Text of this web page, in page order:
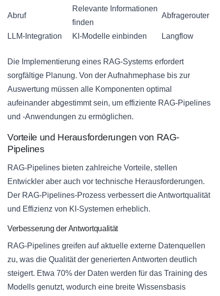
Abruf
Relevante Informationen
finden
Abfragerouter
LLM-Integration KI-Modelle einbinden Langflow
Die Implementierung eines RAG-Systems erfordert
sorgfältige Planung. Von der Aufnahmephase bis zur
Auswertung müssen alle Komponenten optimal
aufeinander abgestimmt sein, um effiziente RAG-Pipelines
und -Anwendungen zu ermöglichen.
Vorteile und Herausforderungen von RAG-
Pipelines
RAG-Pipelines bieten zahlreiche Vorteile, stellen
Entwickler aber auch vor technische Herausforderungen.
Der RAG-Pipelines-Prozess verbessert die Antwortqualität
und Effizienz von KI-Systemen erheblich.
Verbesserung der Antwortqualität
RAG-Pipelines greifen auf aktuelle externe Datenquellen
zu, was die Qualität der generierten Antworten deutlich
steigert. Etwa 70% der Daten werden für das Training des
Modells genutzt, wodurch eine breite Wissensbasis